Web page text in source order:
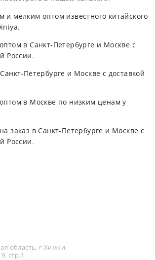
мелким оптом известного китайского
в Санкт-Петербурге и Москве с
России.
Петербурге и Москве с доставкой
в Москве по низким ценам у
заказ в Санкт-Петербурге и Москве с
России.
область, г.Химки,
стр.1